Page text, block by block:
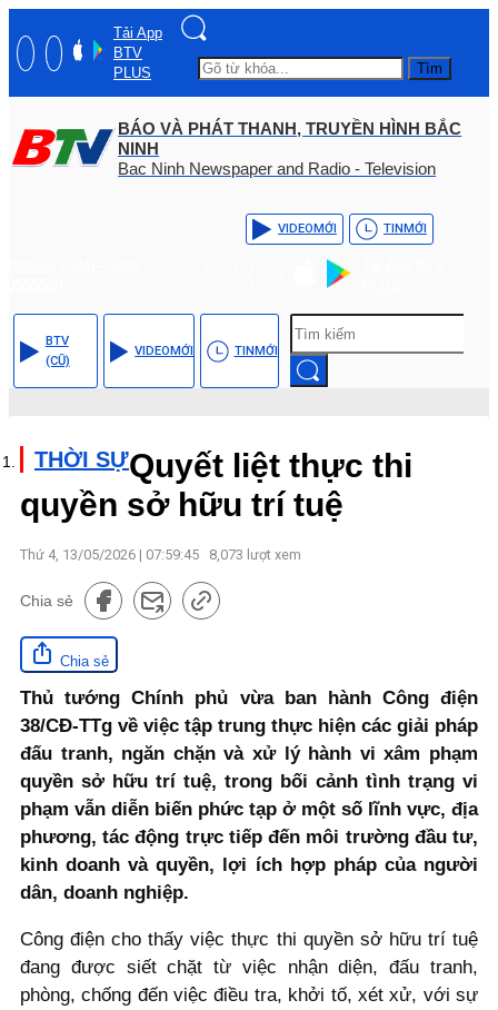
Tải App
BTV
PLUS
Tìm
BÁO VÀ PHÁT THANH, TRUYỀN HÌNH BẮC
NINH
Bac Ninh Newspaper and Radio - Television
VIDEOMỚI TINMỚI
BTV
(CŨ)
VIDEOMỚI TINMỚI
THỜI SỰQuyết liệt thực thi
quyền sở hữu trí tuệ
Thứ 4, 13/05/2026 | 07:59:45 8,073 lượt xem
Chia sẻ
Chia sẻ
Thủ tướng Chính phủ vừa ban hành Công điện
38/CĐ-TTg về việc tập trung thực hiện các giải pháp
đấu tranh, ngăn chặn và xử lý hành vi xâm phạm
quyền sở hữu trí tuệ, trong bối cảnh tình trạng vi
phạm vẫn diễn biến phức tạp ở một số lĩnh vực, địa
phương, tác động trực tiếp đến môi trường đầu tư,
kinh doanh và quyền, lợi ích hợp pháp của người
dân, doanh nghiệp.
Công điện cho thấy việc thực thi quyền sở hữu trí tuệ
đang được siết chặt từ việc nhận diện, đấu tranh,
phòng, chống đến việc điều tra, khởi tố, xét xử, với sự